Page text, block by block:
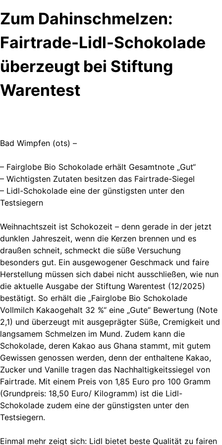
Zum Dahinschmelzen:
Fairtrade-Lidl-Schokolade
überzeugt bei Stiftung
Warentest
Bad Wimpfen (ots) –
– Fairglobe Bio Schokolade erhält Gesamtnote „Gut“
– Wichtigsten Zutaten besitzen das Fairtrade-Siegel
– Lidl-Schokolade eine der günstigsten unter den
Testsiegern
Weihnachtszeit ist Schokozeit – denn gerade in der jetzt
dunklen Jahreszeit, wenn die Kerzen brennen und es
draußen schneit, schmeckt die süße Versuchung
besonders gut. Ein ausgewogener Geschmack und faire
Herstellung müssen sich dabei nicht ausschließen, wie nun
die aktuelle Ausgabe der Stiftung Warentest (12/2025)
bestätigt. So erhält die „Fairglobe Bio Schokolade
Vollmilch Kakaogehalt 32 %“ eine „Gute“ Bewertung (Note
2,1) und überzeugt mit ausgeprägter Süße, Cremigkeit und
langsamem Schmelzen im Mund. Zudem kann die
Schokolade, deren Kakao aus Ghana stammt, mit gutem
Gewissen genossen werden, denn der enthaltene Kakao,
Zucker und Vanille tragen das Nachhaltigkeitssiegel von
Fairtrade. Mit einem Preis von 1,85 Euro pro 100 Gramm
(Grundpreis: 18,50 Euro/ Kilogramm) ist die Lidl-
Schokolade zudem eine der günstigsten unter den
Testsiegern.
Einmal mehr zeigt sich: Lidl bietet beste Qualität zu fairen